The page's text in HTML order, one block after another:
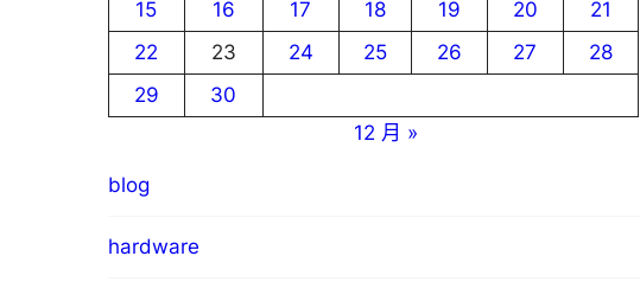
15
16 17 18 19 20
21
22
23 24 25 26 27
28
29
30
12 月 »
blog
hardware